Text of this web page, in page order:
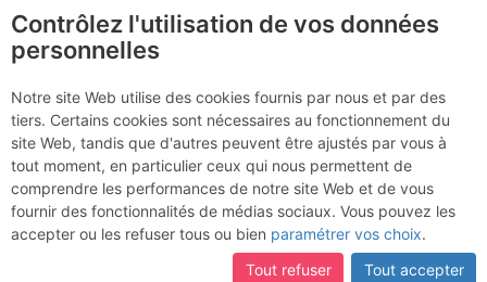
Grand pic de Tapou :
Par la vallée d'Ossoue
(voie normale)
Mardi 23 mai 2017
Contrôlez l'utilisation de vos données
personnelles
Notre site Web utilise des cookies fournis par nous et par des
tiers. Certains cookies sont nécessaires au fonctionnement du
site Web, tandis que d'autres peuvent être ajustés par vous à
tout moment, en particulier ceux qui nous permettent de
comprendre les performances de notre site Web et de vous
fournir des fonctionnalités de médias sociaux. Vous pouvez les
accepter ou les refuser tous ou bien paramétrer vos choix.
Tout refuser
Tout accepter